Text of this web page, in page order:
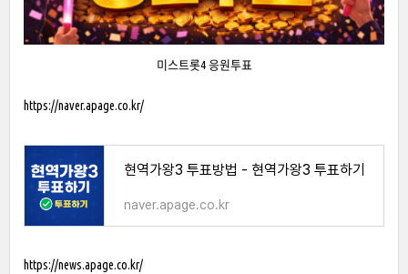
미스트롯4 응원투표
https://naver.apage.co.kr/
현역가왕3 투표방법 - 현역가왕3 투표하기
naver.apage.co.kr
https://news.apage.co.kr/